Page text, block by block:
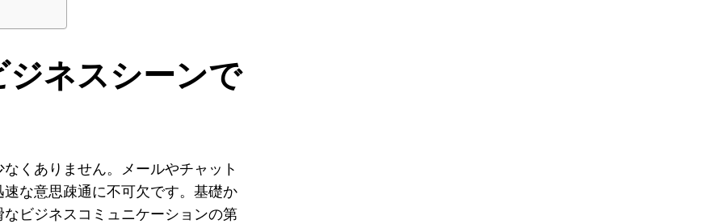
ジネスシーンで
くありません。メールやチャット
な意思疎通に不可欠です。基礎か
ビジネスコミュニケーションの第